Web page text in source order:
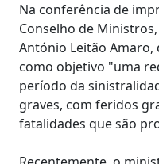
Na conferência de
Conselho de
António Leitão Amaro,
como objetivo "uma
período da
graves, com feridos
fatalidades que são